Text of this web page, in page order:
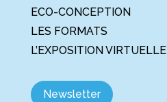
ECO-CONCEPTION
LES FORMATS
L’EXPOSITION VIRTUELLE
Newsletter